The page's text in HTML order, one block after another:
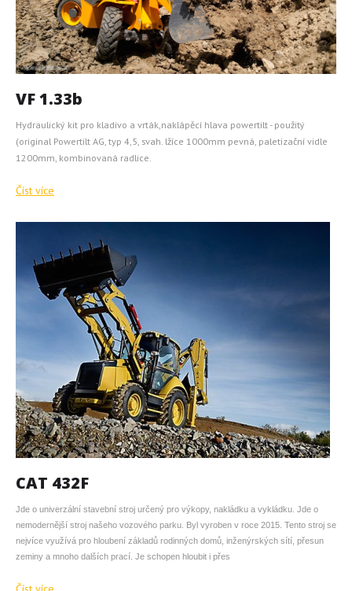
VF 1.33b
Hydraulický kit pro kladivo a vrták,naklápěcí hlava powertilt - použitý
(original Powertilt AG, typ 4,5, svah. lžíce 1000mm pevná, paletizační vidle
1200mm, kombinovaná radlice.
Číst více
CAT 432F
Jde o univerzální stavební stroj určený pro výkopy, nakládku a vykládku. Jde o
nemodernější stroj našeho vozového parku. Byl vyroben v roce 2015. Tento stroj se
nejvíce využívá pro hloubení základů rodinných domů, inženýrských sítí, přesun
zeminy a mnoho dalších prací. Je schopen hloubit i přes